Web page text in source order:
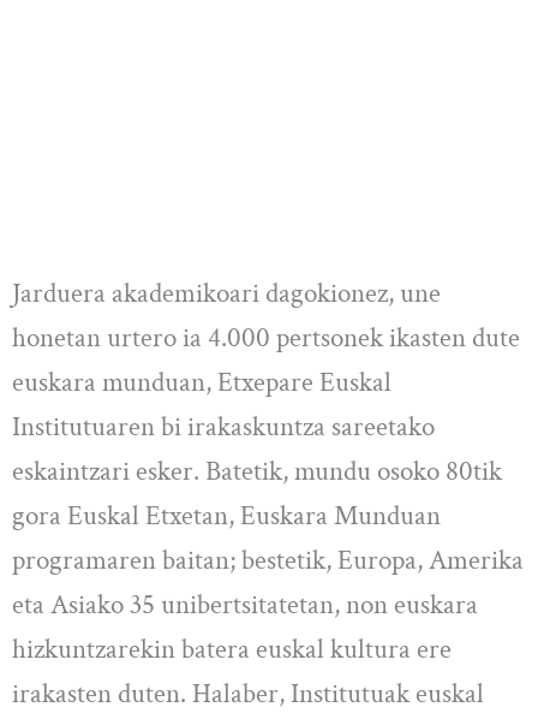
Jarduera akademikoari dagokionez, une
honetan urtero ia 4.000 pertsonek ikasten dute
euskara munduan, Etxepare Euskal
Institutuaren bi irakaskuntza sareetako
eskaintzari esker. Batetik, mundu osoko 80tik
gora Euskal Etxetan, Euskara Munduan
programaren baitan; bestetik, Europa, Amerika
eta Asiako 35 unibertsitatetan, non euskara
hizkuntzarekin batera euskal kultura ere
irakasten duten. Halaber, Institutuak euskal